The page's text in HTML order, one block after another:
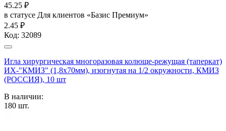
45.25 ₽
в статусе Для клиентов «Базис Премиум»
2.45 ₽
Код: 32089
Игла хирургическая многоразовая колюще-режущая (таперкат)
ИХ-"КМИЗ" (1,8х70мм), изогнутая на 1/2 окружности, КМИЗ
(РОССИЯ), 10 шт
В наличии:
180 шт.